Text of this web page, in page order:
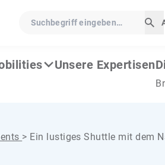
Suchbegriff eingeben…
Unsere Expertisen
> Ein lustiges Shuttle mit dem